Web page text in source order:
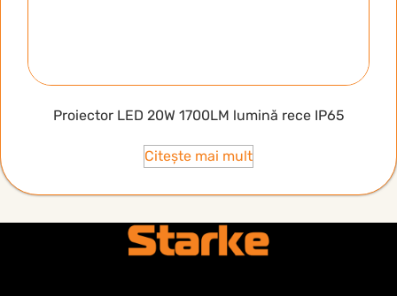
Proiector LED 20W 1700LM lumină rece IP65
Citește mai mult